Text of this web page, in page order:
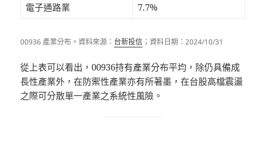
電子通路業
7.7%
00936 產業分布。資料來源： 台新投信 ；資料日期：2024/10/31
從上表可以看出，00936持有產業分布平均，除仍具備成
長性產業外，在防禦性產業亦有所著墨，在台股高檔震盪
之際可分散單一產業之系統性風險。